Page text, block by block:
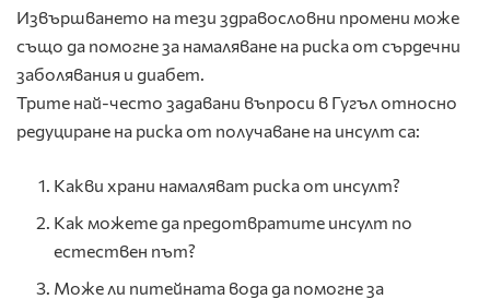
Извършването на тези здравословни промени може
също да помогне за намаляване на риска от сърдечни
заболявания и диабет.
Трите най-често задавани въпроси в Гугъл относно
редуциране на риска от получаване на инсулт са:
Какви храни намаляват риска от инсулт?
Как можете да предотвратите инсулт по
естествен път?
Може ли питейната вода да помогне за